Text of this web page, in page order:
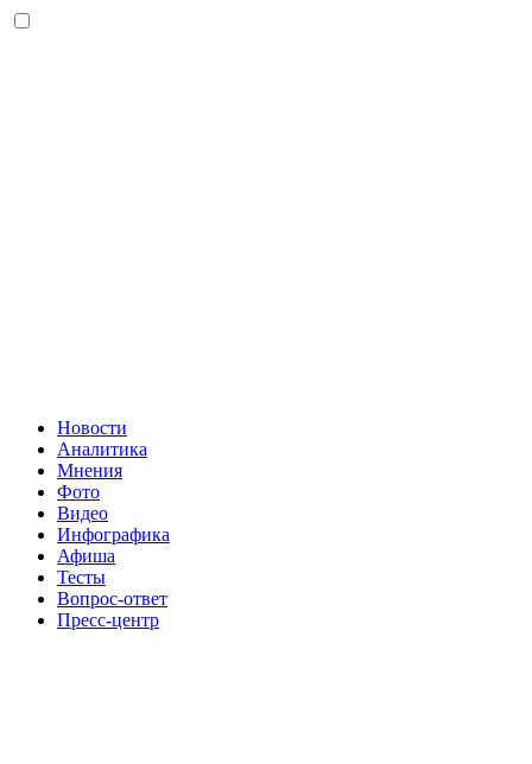
Новости
Аналитика
Мнения
Фото
Видео
Инфографика
Афиша
Тесты
Вопрос-ответ
Пресс-центр